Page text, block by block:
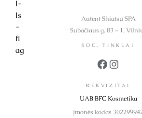
Autent Shiatsu SPA
Subačiaus g. 83 – 1,
SOC. TINKLAI
Facebook Instagram
REKVIZITAI
UAB BFC Kosmetika
Įmonės kodas